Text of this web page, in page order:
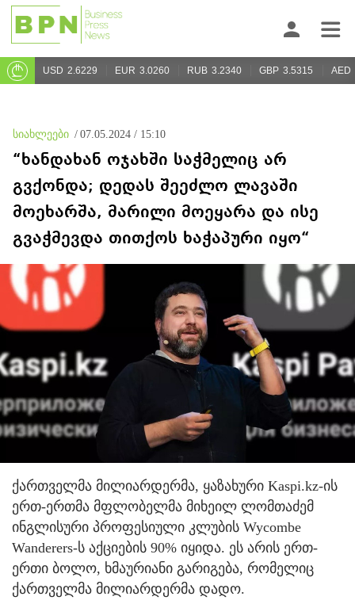
USD 2.6229 EUR 3.0260 RUB 3.2340 GBP 3.5315 AED
სიახლეები / 07.05.2024 / 15:10
“ხანდახან ოჯახში საჭმელიც არ
გვქონდა; დედას შეეძლო ლავაში
მოეხარშა, მარილი მოეყარა და ისე
გვაჭმევდა თითქოს ხაჭაპური იყო“
ქართველმა მილიარდერმა, ყაზახური Kaspi.kz-ის
ერთ-ერთმა მფლობელმა მიხეილ ლომთაძემ
ინგლისური პროფესიული კლუბის Wycombe
Wanderers-ს აქციების 90% იყიდა. ეს არის ერთ-
ერთი ბოლო, ხმაურიანი გარიგება, რომელიც
ქართველმა მილიარდერმა დადო.